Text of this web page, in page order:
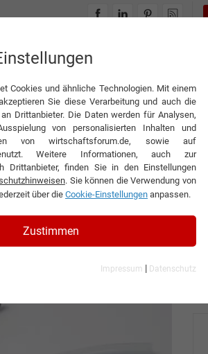
INTERVIEWS
Cookies und ähnliche Technologien. Mit einem
Sie diese Verarbeitung und auch die
Drittanbieter. Die Daten werden für Analysen,
von personalisierten Inhalten und
von wirtschaftsforum.de, sowie auf
Weitere Informationen, auch zur
Drittanbieter, finden Sie in den Einstellungen
. Sie können die Verwendung von
über die Cookie-Einstellungen anpassen.
Zustimmen
Impressum | Datenschutz